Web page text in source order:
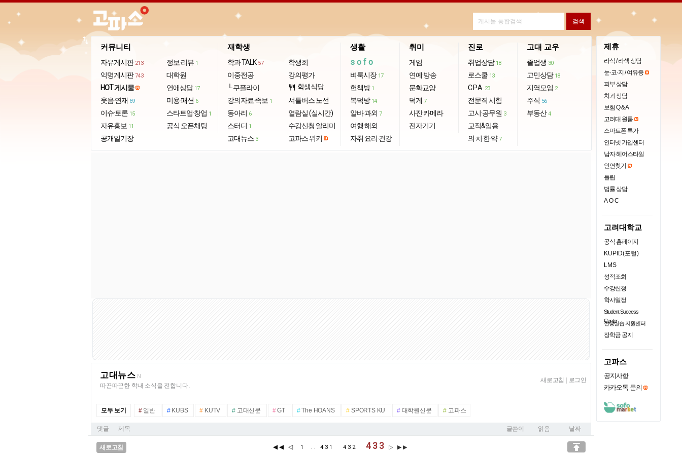
커뮤니티
자유게시판 213
익명게시판 743
HOT 게시물
웃음·연재 69
이슈·토론 15
자유홍보 11
공개일기장
정보·리뷰 1
대학원
연애상담 17
미용·패션 6
스타트업·창업 1
공식 오픈채팅
재학생
학과 TALK 57
이중전공
└ 쿠플라이
강의자료·족보 1
동아리 6
스터디 1
고대뉴스 3
학생회
강의평가
restaurant 학생식당
셔틀버스 노선
열람실 (실시간)
수강신청 알리미
고파스 위키
생활
sofo
벼룩시장 17
헌책방 1
복덕방 14
알바·과외 7
여행·해외
자취·요리·건강
취미
게임
연예·방송
문화교양
덕게 7
사진·카메라
전자기기
진로
취업상담 18
로스쿨 13
CPA 23
전문직 시험
고시·공무원 3
교직&임용
의·치·한·약 7
고대 교우
졸업생 30
고민상담 18
지역모임 2
주식 56
부동산 4
import_export
고대뉴스 N
따끈따끈한 학내 소식을 전합니다.
새로고침 로그인
모두 보기 #일반 #KUBS # KUTV #고대신문 #GT #The HOANS # SPORTS KU #대학원신문 # 고파스
댓글 제목 글쓴이 읽음 날짜
새로고침 ◀◀ ◁ 1 .. 431 432 433 ▷ ▶▶ 
제휴
라식 / 라섹 상담
눈·코·지 / 여유증
피부 상담
치과 상담
보험 Q & A
고려대 원룸
스마트폰 특가
인터넷 가입센터
남자 헤어스타일
인연찾기
튤립
법률 상담
AOC
고려대학교
공식 홈페이지
KUPID(포털)
LMS
성적조회
수강신청
학사일정
Student Success
Center
현장실습 지원센터
장학금 공지
고파스
공지사항
카카오톡 문의